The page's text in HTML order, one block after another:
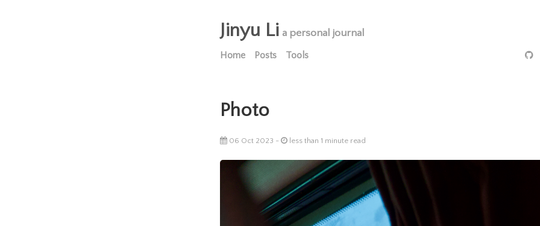
Jinyu Li a personal journal
Home Posts Tools
Photo
06 Oct 2023 - less than 1 minute read